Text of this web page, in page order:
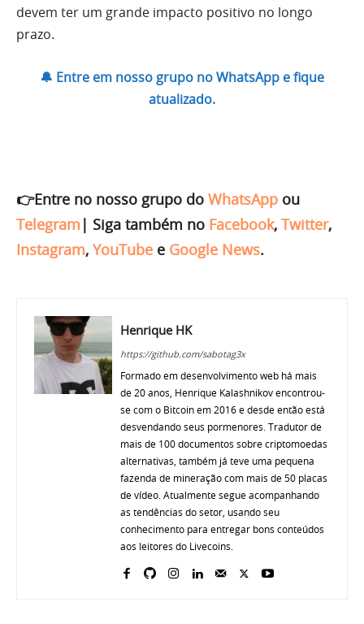
devem ter um grande impacto positivo no longo
prazo.
🔔 Entre em nosso grupo no WhatsApp e fique
atualizado.
👉Entre no nosso grupo do WhatsApp ou
Telegram | Siga também no Facebook, Twitter,
Instagram, YouTube e Google News.
Henrique HK
https://github.com/sabotag3x
Formado em desenvolvimento web há mais
de 20 anos, Henrique Kalashnikov encontrou-
se com o Bitcoin em 2016 e desde então está
desvendando seus pormenores. Tradutor de
mais de 100 documentos sobre criptomoedas
alternativas, também já teve uma pequena
fazenda de mineração com mais de 50 placas
de vídeo. Atualmente segue acompanhando
as tendências do setor, usando seu
conhecimento para entregar bons conteúdos
aos leitores do Livecoins.